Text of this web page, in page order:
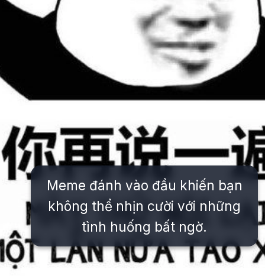
Meme đánh vào đầu khiến bạn
không thể nhịn cười với những
tình huống bất ngờ.